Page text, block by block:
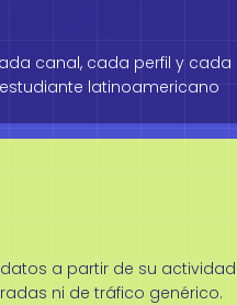
canal, cada perfil y cada
latinoamericano
a partir de su actividad
ni de tráfico genérico.